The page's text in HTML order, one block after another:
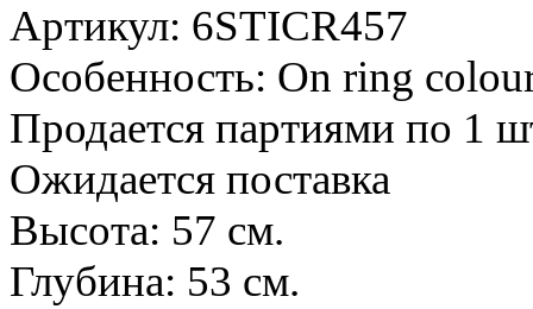
Артикул: 6STICR457
Особенность: On ring
Продается партиями по 1
Ожидается поставка
Высота: 57 см.
Глубина: 53 см.